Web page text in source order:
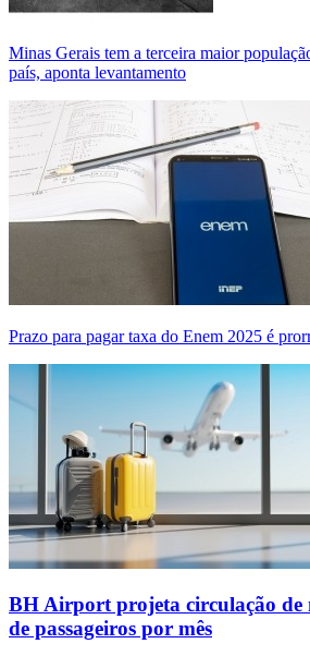
Minas Gerais tem a terceira maior
país, aponta levantamento
Prazo para pagar taxa do Enem 2025 é
BH Airport projeta circulação de
de passageiros por mês